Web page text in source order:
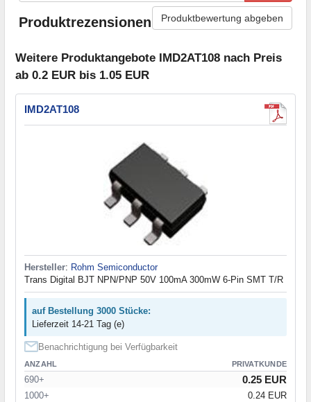
Produktrezensionen Produktbewertung abgeben
Weitere Produktangebote IMD2AT108 nach Preis
ab 0.2 EUR bis 1.05 EUR
IMD2AT108
Hersteller: Rohm Semiconductor
Trans Digital BJT NPN/PNP 50V 100mA 300mW 6-Pin SMT T/R
auf Bestellung 3000 Stücke:
Lieferzeit 14-21 Tag (e)
Benachrichtigung bei Verfügbarkeit
ANZAHL PRIVATKUNDE
690+ 0.25 EUR
1000+
0.24 EUR